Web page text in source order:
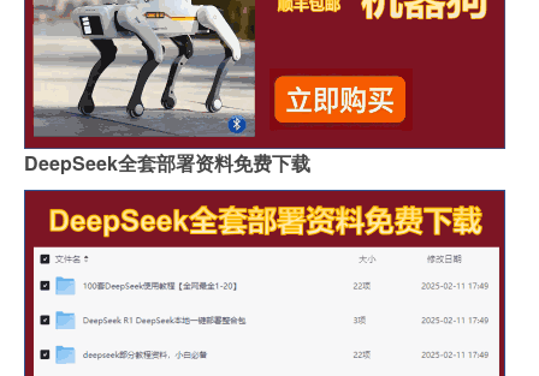
DeepSeek全套部署资料免费下载